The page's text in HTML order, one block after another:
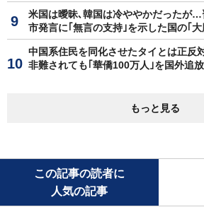
米国は曖昧､韓国は冷ややかだったが
市発言に｢無言の支持｣を示した国の｢大
中国系住民を同化させたタイとは正反
非難されても｢華僑100万人｣を国外追
もっと見る
この記事の読者に
人気の記事